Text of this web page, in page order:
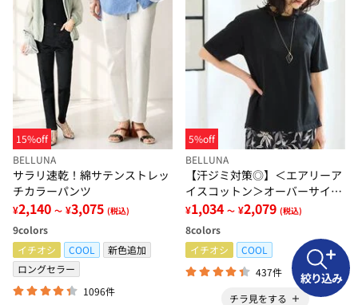
15%off
BELLUNA
サラリ速乾！綿サテンストレッ
チカラーパンツ
¥2,140 ～ ¥3,075 (税込)
9colors
イチオシ
COOL
新色追加
ロングセラー
1096件
5%off
BELLUNA
【汗ジミ対策◎】＜エアリーア
イスコットン＞オーバーサイズ
Ｔシャツ【選べる袖丈】
¥1,034 ～ ¥2,079 (税込)
8colors
イチオシ
COOL
437件
チラ見をする
絞り込み